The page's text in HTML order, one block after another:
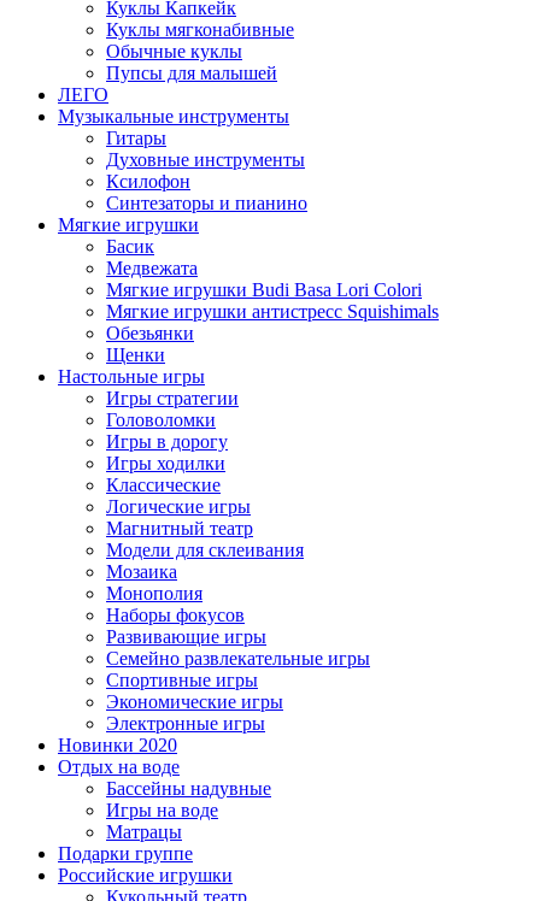
Куклы Капкейк
Куклы мягконабивные
Обычные куклы
Пупсы для малышей
ЛЕГО
Музыкальные инструменты
Гитары
Духовные инструменты
Ксилофон
Синтезаторы и пианино
Мягкие игрушки
Басик
Медвежата
Мягкие игрушки Budi Basa Lori Colori
Мягкие игрушки антистресс Squishimals
Обезьянки
Щенки
Настольные игры
Игры стратегии
Головоломки
Игры в дорогу
Игры ходилки
Классические
Логические игры
Магнитный театр
Модели для склеивания
Мозаика
Монополия
Наборы фокусов
Развивающие игры
Семейно развлекательные игры
Спортивные игры
Экономические игры
Электронные игры
Новинки 2020
Отдых на воде
Бассейны надувные
Игры на воде
Матрацы
Подарки группе
Российские игрушки
Кукольный театр